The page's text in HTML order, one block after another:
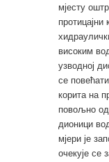
мјесту
протицајни
високим
узводној
се
корита на
повољно
дионици
мјери је
очекује се